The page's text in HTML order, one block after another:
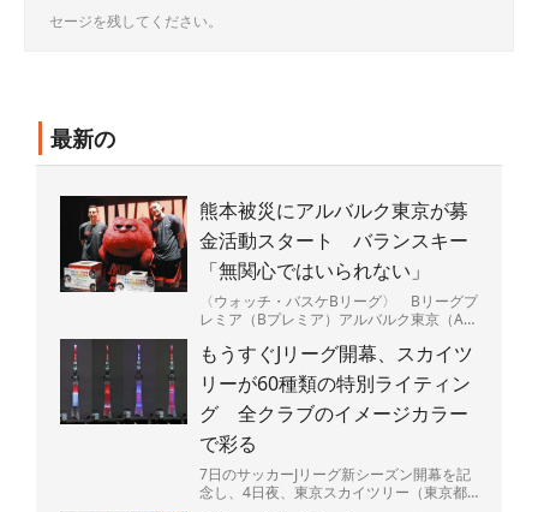
セージを残してください。
最新の
熊本被災にアルバルク東京が募
金活動スタート バランスキー
「無関心ではいられない」
〈ウォッチ・バスケBリーグ〉 Bリーグプ
レミア（Bプレミア）アルバルク東京（A東
被災地を支援す...
もうすぐJリーグ開幕、スカイツ
リーが60種類の特別ライティン
グ 全クラブのイメージカラー
で彩る
7日のサッカーJリーグ新シーズン開幕を記
念し、4日夜、東京スカイツリー（東京都